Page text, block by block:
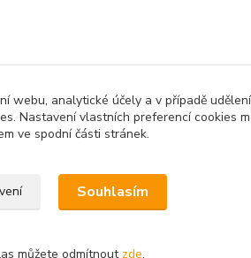
LED diody a pásky
webu, analytické účely a v případě
Nastavení vlastních preferencí cookies
ve spodní části stránek.
Souhlasím
můžete odmítnout zde.